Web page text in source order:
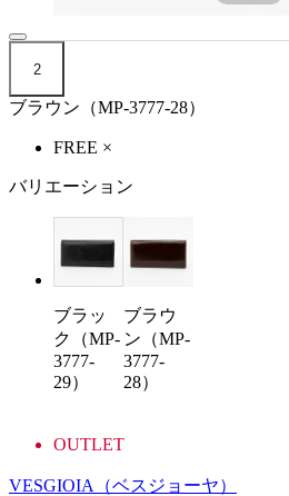
2
ブラウン（MP-3777-28）
FREE ×
バリエーション
ブラッ
ク（MP-
3777-
29）
ブラウ
ン（MP-
3777-
28）
OUTLET
VESGIOIA
（ベスジョーヤ）